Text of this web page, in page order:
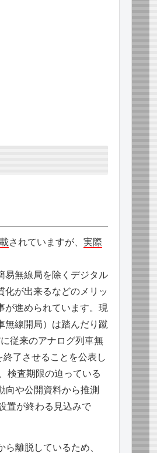
されていますが、 実際
易無線局を除くデジタル
化が出来るなどのメリッ
が進められています。現
無線開局）は踏んだり蹴
従来のアナログ列車無
了させることを公表し
検査期限の迫っている
向や公開資料から推測
置が終わる見込みで
離脱しているため、